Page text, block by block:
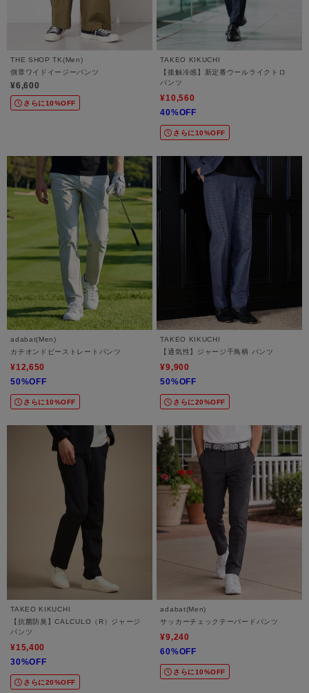
THE SHOP TK(Men)
側章ワイドイージーパンツ
¥6,600
さらに10%OFF
TAKEO KIKUCHI
【接触冷感】新定番ウールライクトロ
パンツ
¥10,560
40%OFF
さらに10%OFF
adabat(Men)
カチオンドビーストレートパンツ
¥12,650
50%OFF
さらに10%OFF
TAKEO KIKUCHI
【通気性】ジャージ千鳥柄 パンツ
¥9,900
50%OFF
さらに20%OFF
TAKEO KIKUCHI
【抗菌防臭】CALCULO（R）ジャージ
パンツ
¥15,400
30%OFF
さらに20%OFF
adabat(Men)
サッカーチェックテーパードパンツ
¥9,240
60%OFF
さらに10%OFF